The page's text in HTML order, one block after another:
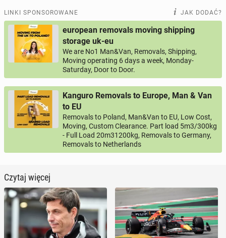
LINKI SPONSOROWANE JAK DODAĆ?
european removals moving shipping
storage uk-eu
We are No1 Man&Van, Removals, Shipping,
Moving operating 6 days a week, Monday-
Saturday, Door to Door.
Kanguro Removals to Europe, Man & Van
to EU
Removals to Poland, Man&Van to EU, Low Cost,
Moving, Custom Clearance. Part load 5m3/300kg
- Full Load 20m31200kg, Removals to Germany,
Removals to Netherlands
Czytaj więcej